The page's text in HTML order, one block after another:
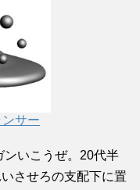
サー
ンいこうぜ。20代半
させろの支配下に置